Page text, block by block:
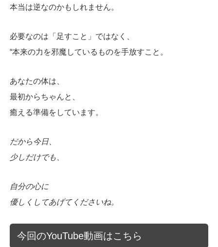
本当は逆なのかもしれません。
必要なのは「足すこと」ではなく、
“本来の力を邪魔しているものを手放すこと。
あなたの体は、
最初からちゃんと、
癒える準備をしています。
だから今日、
少しだけでも、
自分の心に
優しくしてあげてくださいね。
今回のYouTube動画はこちら